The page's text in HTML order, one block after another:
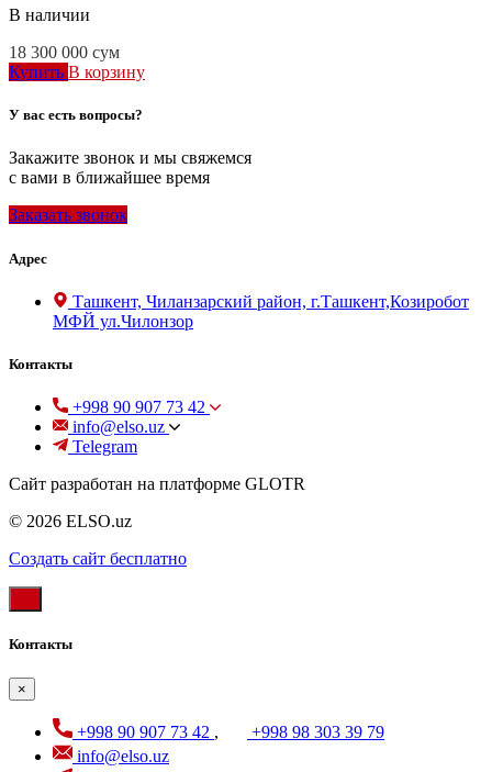
В наличии
18 300 000 сум
Купить В корзину
У вас есть вопросы?
Закажите звонок и мы свяжемся
с вами в ближайшее время
Заказать звонок
Адрес
Ташкент, Чиланзарский район, г.Ташкент,Козиробот
МФЙ ул.Чилонзор
Контакты
+998 90 907 73 42
info@elso.uz
Telegram
Сайт разработан на платформе GLOTR
© 2026 ELSO.uz
Создать cайт бесплатно
Контакты
×
+998 90 907 73 42 ,
+998 98 303 39 79
info@elso.uz